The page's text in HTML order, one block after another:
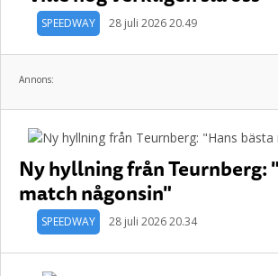
SPEEDWAY 28 juli 2026 20.49
Annons:
Ny hyllning från Teurnberg:
match någonsin"
SPEEDWAY 28 juli 2026 20.34